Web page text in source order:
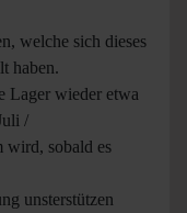
welche sich dieses
haben.
Lager wieder etwa
/
wird, sobald es
unsterstützen